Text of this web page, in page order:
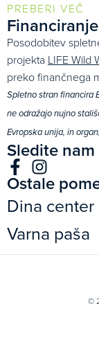
PREBERI VEČ
Financiranje
Posodobitev
projekta LIFE Wild
preko finančnega
Spletno stran financira
ne odražajo nujno
Evropska unija, in
Sledite
Ostale
Dina center
Varna paša
©